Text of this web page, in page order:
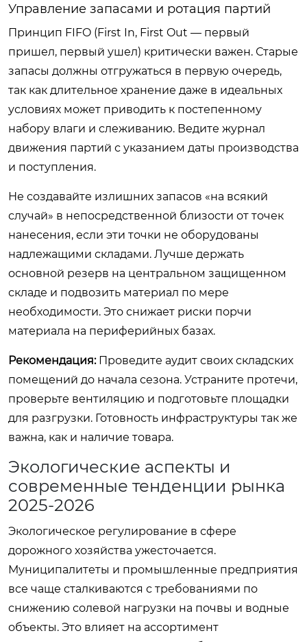
Управление запасами и ротация партий
Принцип FIFO (First In, First Out — первый
пришел, первый ушел) критически важен. Старые
запасы должны отгружаться в первую очередь,
так как длительное хранение даже в идеальных
условиях может приводить к постепенному
набору влаги и слеживанию. Ведите журнал
движения партий с указанием даты производства
и поступления.
Не создавайте излишних запасов «на всякий
случай» в непосредственной близости от точек
нанесения, если эти точки не оборудованы
надлежащими складами. Лучше держать
основной резерв на центральном защищенном
складе и подвозить материал по мере
необходимости. Это снижает риски порчи
материала на периферийных базах.
Рекомендация:Проведите аудит своих складских
помещений до начала сезона. Устраните протечи,
проверьте вентиляцию и подготовьте площадки
для разгрузки. Готовность инфраструктуры так же
важна, как и наличие товара.
Экологические аспекты и
современные тенденции рынка
2025-2026
Экологическое регулирование в сфере
дорожного хозяйства ужесточается.
Муниципалитеты и промышленные предприятия
все чаще сталкиваются с требованиями по
снижению солевой нагрузки на почвы и водные
объекты. Это влияет на ассортимент